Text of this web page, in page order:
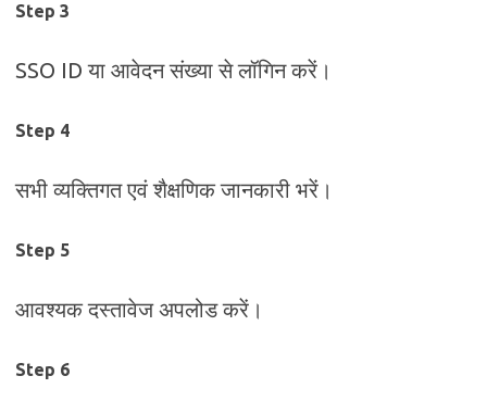
Step 3
SSO ID या आवेदन संख्या से लॉगिन करें।
Step 4
सभी व्यक्तिगत एवं शैक्षणिक जानकारी भरें।
Step 5
आवश्यक दस्तावेज अपलोड करें।
Step 6